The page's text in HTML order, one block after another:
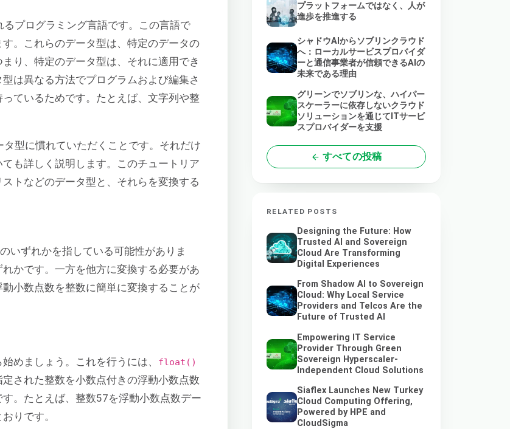
プログラミング言語です。この言語で
。これらのデータ型は、特定のデータの
り、特定のデータ型は、それに適用でき
は異なる方法でプログラムおよび編集さ
ているためです。たとえば、文字列や整
型に慣れていただくことです。それだけ
も詳しく説明します。このチュートリア
トなどのデータ型と、それらを変換する
いずれかを指している可能性がありま
れかです。一方を他方に変換する必要があ
小数点数を整数に簡単に変換することが
めましょう。これを行うには、 float()
された整数を小数点付きの浮動小数点数
。たとえば、整数57を浮動小数点数デー
りです。
プラットフォームではなく、人が
進歩を推進する
シャドウAIからソブリンクラウド
へ：ローカルサービスプロバイダ
ーと通信事業者が信頼できるAIの
未来である理由
グリーンでソブリンな、ハイパー
スケーラーに依存しないクラウド
ソリューションを通じてITサービ
スプロバイダーを支援
すべての投稿
RELATED POSTS
Designing the Future: How
Trusted AI and Sovereign
Cloud Are Transforming
Digital Experiences
From Shadow AI to Sovereign
Cloud: Why Local Service
Providers and Telcos Are the
Future of Trusted AI
Empowering IT Service
Provider Through Green
Sovereign Hyperscaler-
Independent Cloud Solutions
Siaflex Launches New Turkey
Cloud Computing Offering,
Powered by HPE and
CloudSigma